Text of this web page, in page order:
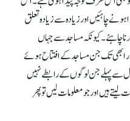
ہونے چاہئیں اور زیادہ سے زیادہ تعلق
چاہئے۔ کیونکہ مساجد سے جہاں
ابھی تک جن مساجد کے افتتاح ہوئے
سے پہلے جن لوگوں کے رابطے نہیں
ہیں اور جو معلومات لیں تو پھر